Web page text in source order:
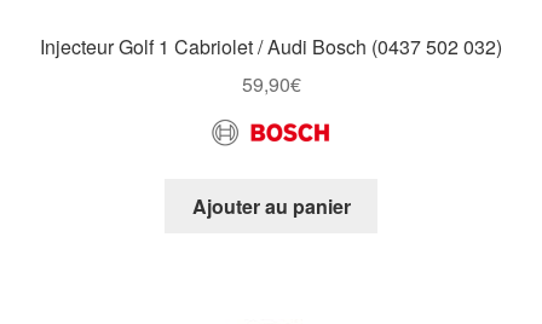
Injecteur Golf 1 Cabriolet / Audi Bosch (0437 502 032)
59,90€
Ajouter au panier